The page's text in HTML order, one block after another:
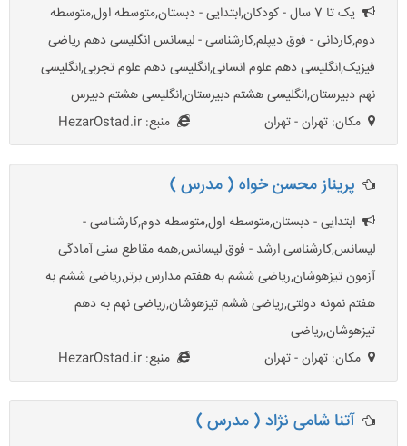
یک تا 7 سال - کودکان,ابتدایی - دبستان,متوسطه اول,متوسطه
دوم,کاردانی - فوق دیپلم,کارشناسی - لیسانس انگلیسی دهم ریاضی
فیزیک,انگلیسی دهم علوم انسانی,انگلیسی دهم علوم تجربی,انگلیسی
نهم دبیرستان,انگلیسی هشتم دبیرستان,انگلیسی هشتم دبیرس
مکان: تهران - تهران
منبع: HezarOstad.ir
پریناز محسن خواه ( مدرس )
ابتدایی - دبستان,متوسطه اول,متوسطه دوم,کارشناسی -
لیسانس,کارشناسی ارشد - فوق لیسانس,همه مقاطع سنی آمادگی
آزمون تیزهوشان,ریاضی ششم به هفتم مدارس برتر,ریاضی ششم به
هفتم نمونه دولتی,ریاضی ششم تیزهوشان,ریاضی نهم به دهم
تیزهوشان,ریاضی
مکان: تهران - تهران
منبع: HezarOstad.ir
آتنا شامی نژاد ( مدرس )